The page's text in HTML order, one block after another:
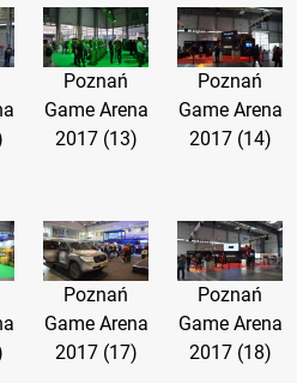
Poznań
Game Arena
2017 (13)
Poznań
Game Arena
2017 (14)
Poznań
Game Arena
2017 (17)
Poznań
Game Arena
2017 (18)